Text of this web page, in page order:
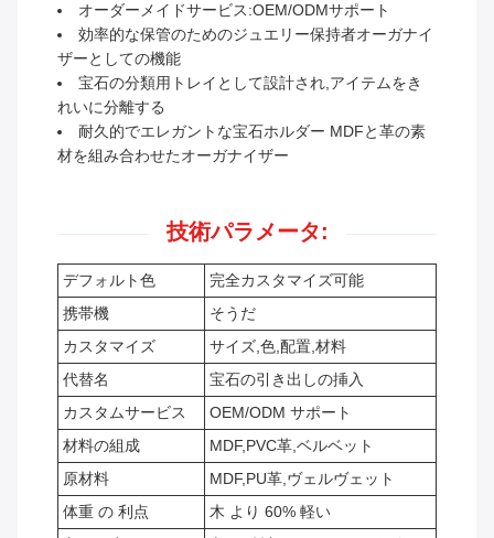
オーダーメイドサービス:OEM/ODMサポート
効率的な保管のためのジュエリー保持者オーガナイ
ザーとしての機能
宝石の分類用トレイとして設計され,アイテムをき
れいに分離する
耐久的でエレガントな宝石ホルダー MDFと革の素
材を組み合わせたオーガナイザー
技術パラメータ:
デフォルト色
完全カスタマイズ可能
携帯機
そうだ
カスタマイズ
サイズ,色,配置,材料
代替名
宝石の引き出しの挿入
カスタムサービス
OEM/ODM サポート
材料の組成
MDF,PVC革,ベルベット
原材料
MDF,PU革,ヴェルヴェット
体重 の 利点
木 より 60% 軽い